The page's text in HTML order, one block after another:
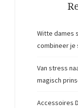
Witte dames
combineer
Van stress
magisch
Accessoires